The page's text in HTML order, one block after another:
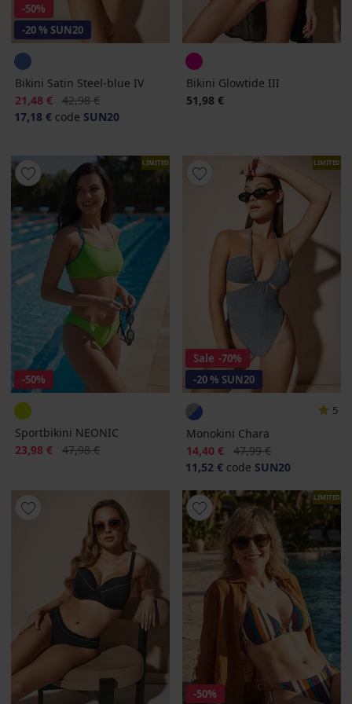
-50%
-20 % SUN20
Bikini Satin Steel-blue IV
Korting
21,48 € Oorspronkelijke prijs
42,98 €
17,18 € code SUN20
Bikini Glowtide III
51,98 €
LIMITED
-50%
Sportbikini NEONIC
Korting
23,98 € Oorspronkelijke prijs
47,98 €
LIMITED
Sale -70%
-20 % SUN20
5
Monokini Chara
Korting
14,40 € Oorspronkelijke prijs
47,99 €
11,52 € code SUN20
LIMITED
-50%